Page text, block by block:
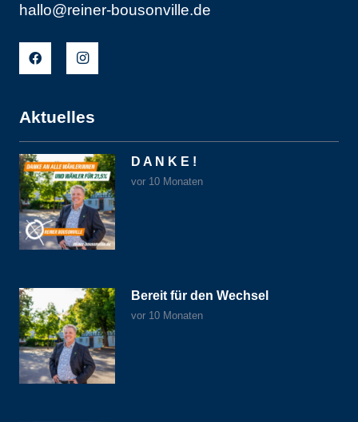
hallo@reiner-bousonville.de
Aktuelles
D A N K E !
vor 10 Monaten
Bereit für den Wechsel
vor 10 Monaten